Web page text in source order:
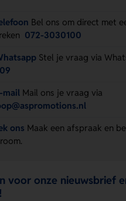
Bel ons om direct met
072-3030100
Stel je vraag via
mail Mail ons je vraag via
ons Maak een afspraak en
voor onze nieuwsbrief